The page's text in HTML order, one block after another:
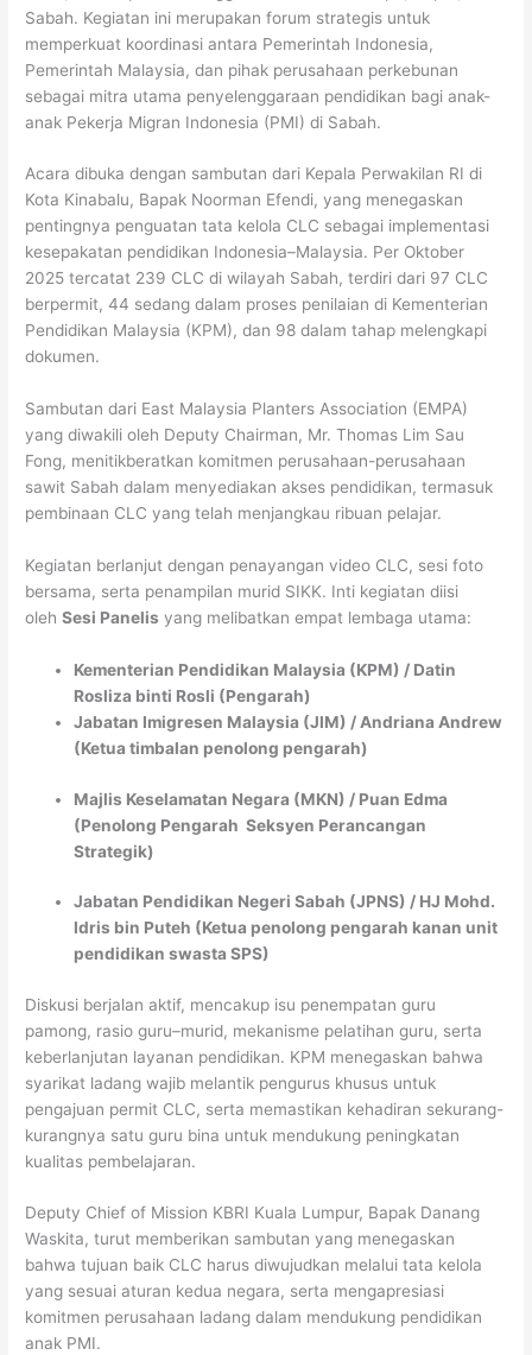
Sabah. Kegiatan ini merupakan forum strategis untuk
memperkuat koordinasi antara Pemerintah Indonesia,
Pemerintah Malaysia, dan pihak perusahaan perkebunan
sebagai mitra utama penyelenggaraan pendidikan bagi anak-
anak Pekerja Migran Indonesia (PMI) di Sabah.
Acara dibuka dengan sambutan dari Kepala Perwakilan RI di
Kota Kinabalu, Bapak Noorman Efendi, yang menegaskan
pentingnya penguatan tata kelola CLC sebagai implementasi
kesepakatan pendidikan Indonesia–Malaysia. Per Oktober
2025 tercatat 239 CLC di wilayah Sabah, terdiri dari 97 CLC
berpermit, 44 sedang dalam proses penilaian di Kementerian
Pendidikan Malaysia (KPM), dan 98 dalam tahap melengkapi
dokumen.
Sambutan dari East Malaysia Planters Association (EMPA)
yang diwakili oleh Deputy Chairman, Mr. Thomas Lim Sau
Fong, menitikberatkan komitmen perusahaan-perusahaan
sawit Sabah dalam menyediakan akses pendidikan, termasuk
pembinaan CLC yang telah menjangkau ribuan pelajar.
Kegiatan berlanjut dengan penayangan video CLC, sesi foto
bersama, serta penampilan murid SIKK. Inti kegiatan diisi
olehSesi Panelis yang melibatkan empat lembaga utama:
Kementerian Pendidikan Malaysia (KPM) / Datin
Rosliza binti Rosli (Pengarah)
Jabatan Imigresen Malaysia (JIM) / Andriana Andrew
(Ketua timbalan penolong pengarah)
Majlis Keselamatan Negara (MKN) / Puan Edma
(Penolong Pengarah Seksyen Perancangan
Strategik)
Jabatan Pendidikan Negeri Sabah (JPNS) / HJ Mohd.
Idris bin Puteh (Ketua penolong pengarah kanan unit
pendidikan swasta SPS)
Diskusi berjalan aktif, mencakup isu penempatan guru
pamong, rasio guru–murid, mekanisme pelatihan guru, serta
keberlanjutan layanan pendidikan. KPM menegaskan bahwa
syarikat ladang wajib melantik pengurus khusus untuk
pengajuan permit CLC, serta memastikan kehadiran sekurang-
kurangnya satu guru bina untuk mendukung peningkatan
kualitas pembelajaran.
Deputy Chief of Mission KBRI Kuala Lumpur, Bapak Danang
Waskita, turut memberikan sambutan yang menegaskan
bahwa tujuan baik CLC harus diwujudkan melalui tata kelola
yang sesuai aturan kedua negara, serta mengapresiasi
komitmen perusahaan ladang dalam mendukung pendidikan
anak PMI.